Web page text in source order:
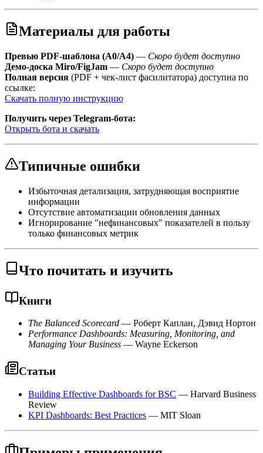
Материалы для работы
Превью PDF-шаблона (A0/A4) — Скоро будет доступно
Демо-доска Miro/FigJam — Скоро будет доступно
Полная версия (PDF + чек-лист фасилитатора) доступна по
ссылке:
Скачать полную инструкцию
Получить через Telegram-бота:
Открыть бота и скачать
Типичные ошибки
Избыточная детализация, затрудняющая восприятие
информации
Отсутствие автоматизации обновления данных
Игнорирование "нефинансовых" показателей в пользу
только финансовых метрик
Что почитать и изучить
Книги
The Balanced Scorecard — Роберт Каплан, Дэвид Нортон
Performance Dashboards: Measuring, Monitoring, and
Managing Your Business — Wayne Eckerson
Статьи
Building Effective Dashboards for BSC — Harvard Business
Review
KPI Dashboards: Best Practices — MIT Sloan